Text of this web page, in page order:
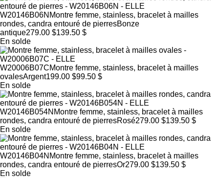
W20146B06N Montre femme, stainless, bracelet à mailles
rondes, candra entouré de pierresBonze
antique279.00 $139.50 $
En solde
W20006B07CMontre femme, stainless, bracelet à mailles
ovalesArgent199.00 $99.50 $
En solde
W20146B054N Montre femme, stainless, bracelet à mailles
rondes, candra entouré de pierresRosé279.00 $139.50 $
En solde
W20146B04N Montre femme, stainless, bracelet à mailles
rondes, candra entouré de pierresOr279.00 $139.50 $
En solde